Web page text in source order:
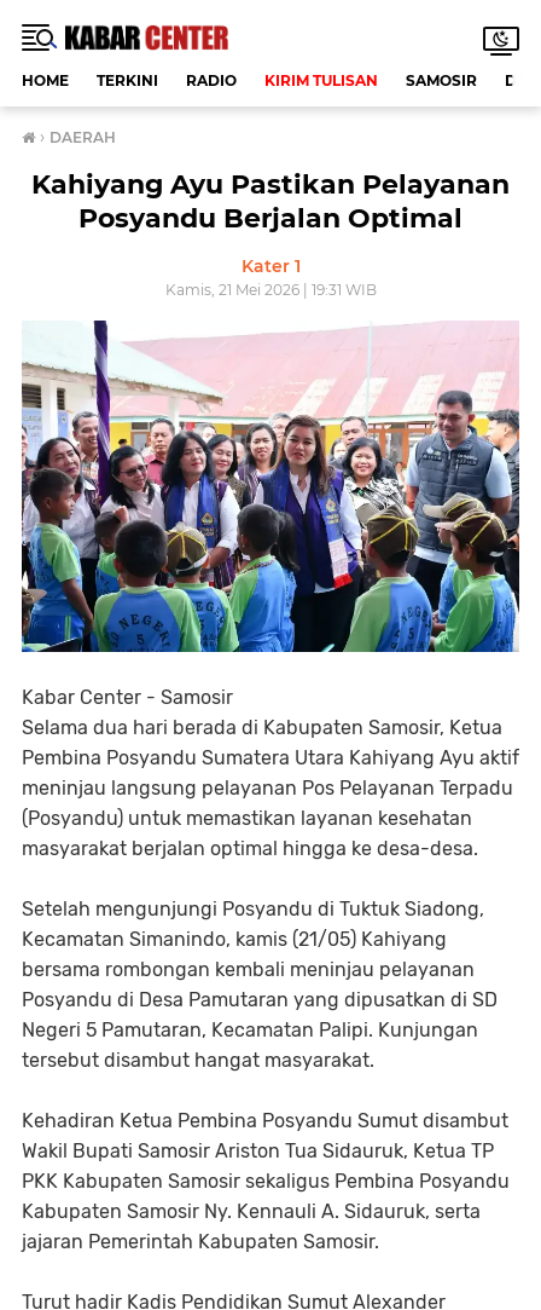
HOME TERKINI RADIO KIRIM TULISAN SAMOSIR
› DAERAH
Kahiyang Ayu Pastikan Pelayanan
Posyandu Berjalan Optimal
Kater 1
Kamis, 21 Mei 2026 | 19:31 WIB
Kabar Center - Samosir
Selama dua hari berada di Kabupaten Samosir, Ketua
Pembina Posyandu Sumatera Utara Kahiyang Ayu aktif
meninjau langsung pelayanan Pos Pelayanan Terpadu
(Posyandu) untuk memastikan layanan kesehatan
masyarakat berjalan optimal hingga ke desa-desa.
Setelah mengunjungi Posyandu di Tuktuk Siadong,
Kecamatan Simanindo, kamis (21/05) Kahiyang
bersama rombongan kembali meninjau pelayanan
Posyandu di Desa Pamutaran yang dipusatkan di SD
Negeri 5 Pamutaran, Kecamatan Palipi. Kunjungan
tersebut disambut hangat masyarakat.
Kehadiran Ketua Pembina Posyandu Sumut disambut
Wakil Bupati Samosir Ariston Tua Sidauruk, Ketua TP
PKK Kabupaten Samosir sekaligus Pembina Posyandu
Kabupaten Samosir Ny. Kennauli A. Sidauruk, serta
jajaran Pemerintah Kabupaten Samosir.
Turut hadir Kadis Pendidikan Sumut Alexander